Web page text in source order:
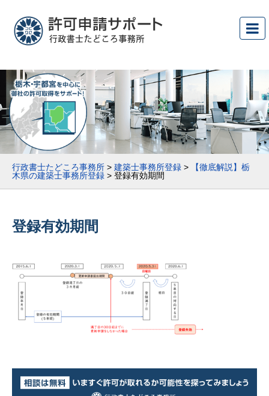
行政書士たどころ事務所 > 建築士事務所登録 >
【徹底解説】栃
木県の建築士事務所登録 > 登録有効期間
登録有効期間